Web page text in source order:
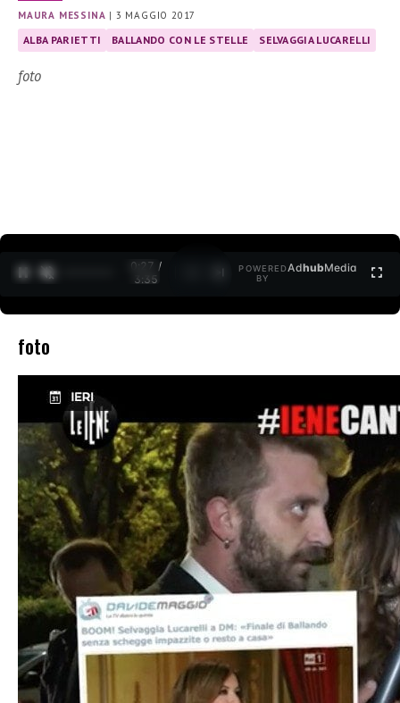
MAURA MESSINA | 3 MAGGIO 2017
ALBA PARIETTI BALLANDO CON LE STELLE SELVAGGIA LUCARELLI
foto
0:27 /
3:35
POWERED
BY
AdhubMedia
foto